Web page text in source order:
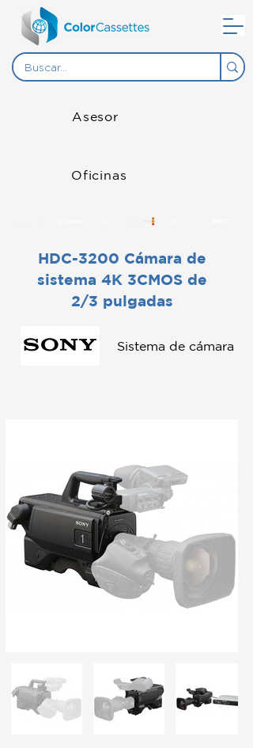
Asesor
Oficinas
HDC-3200 Cámara de
sistema 4K 3CMOS de
2/3 pulgadas
Sistema de cámara